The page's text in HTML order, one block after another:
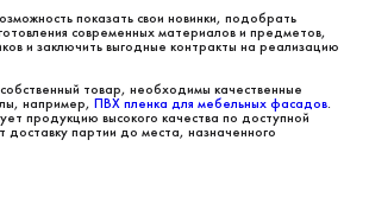
показать свои новинки, подобрать
современных материалов и предметов,
и заключить выгодные контракты на реализацию
товар, необходимы качественные
например, ПВХ пленка для мебельных фасадов.
продукцию высокого качества по доступной
доставку партии до места, назначенного